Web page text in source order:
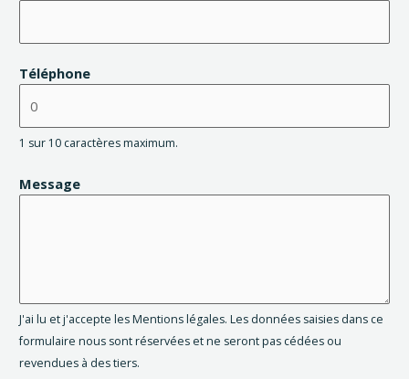
Téléphone
1 sur 10 caractères maximum.
Message
J'ai lu et j'accepte les Mentions légales. Les données saisies dans ce
formulaire nous sont réservées et ne seront pas cédées ou
revendues à des tiers.